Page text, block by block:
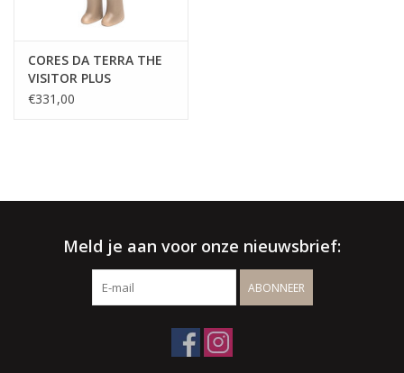
CORES DA TERRA THE
VISITOR PLUS
€331,00
Meld je aan voor onze nieuwsbrief:
ABONNEER